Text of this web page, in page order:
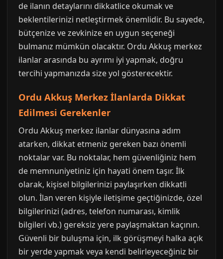
de ilanın detaylarını dikkatlice okumak ve
beklentilerinizi netleştirmek önemlidir. Bu sayede,
bütçenize ve zevkinize en uygun seçeneği
bulmanız mümkün olacaktır. Ordu Akkuş merkez
ilanlar arasında bu ayrımı iyi yapmak, doğru
tercihi yapmanızda size yol gösterecektir.
Ordu Akkuş Merkez İlanlarda Dikkat
Edilmesi Gerekenler
Ordu Akkuş merkez ilanlar dünyasına adım
atarken, dikkat etmeniz gereken bazı önemli
noktalar var. Bu noktalar, hem güvenliğiniz hem
de memnuniyetiniz için hayati önem taşır. İlk
olarak, kişisel bilgilerinizi paylaşırken dikkatli
olun. İlan veren kişiyle iletişime geçtiğinizde, özel
bilgilerinizi (adres, telefon numarası, kimlik
bilgileri vb.) gereksiz yere paylaşmaktan kaçının.
Güvenli bir buluşma için, ilk görüşmeyi halka açık
bir yerde yapmak veya kendi belirleyeceğiniz bir